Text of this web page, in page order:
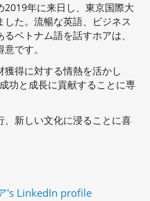
2019年に来日し、東京国際大
た。流暢な英語、ビジネス
ベトナム語を話すホアは、
です。
得に対する情熱を活かし
功と成長に貢献することに専
新しい文化に浸ることに喜
's LinkedIn profile